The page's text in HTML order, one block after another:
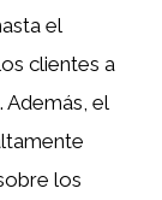
el
clientes a
Además, el
los